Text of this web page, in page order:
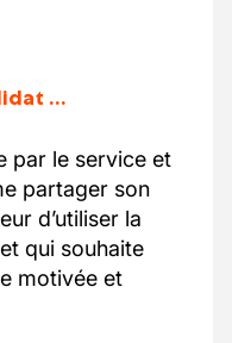
…
par le service et
partager son
d’utiliser la
qui souhaite
motivée et